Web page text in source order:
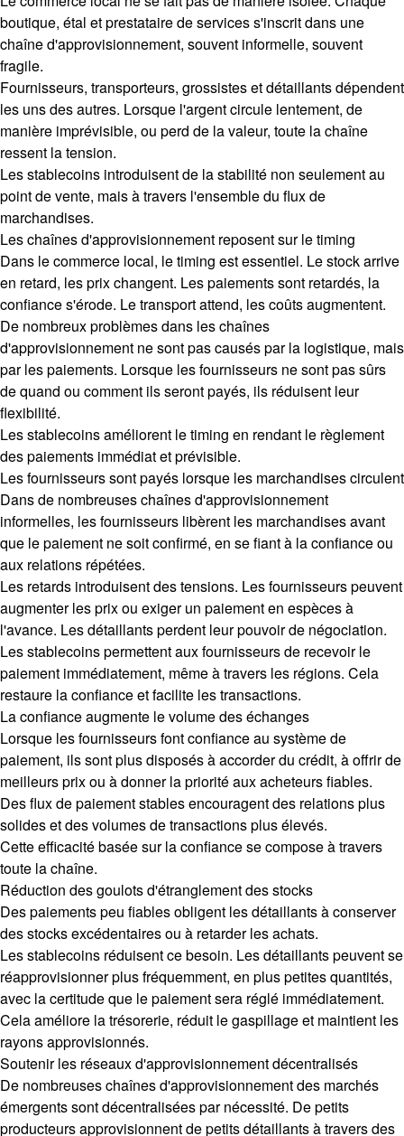
boutique, étal et prestataire de services s'inscrit dans une
chaîne d'approvisionnement, souvent informelle, souvent
fragile.
Fournisseurs, transporteurs, grossistes et détaillants dépendent
les uns des autres. Lorsque l'argent circule lentement, de
manière imprévisible, ou perd de la valeur, toute la chaîne
ressent la tension.
Les stablecoins introduisent de la stabilité non seulement au
point de vente, mais à travers l'ensemble du flux de
marchandises.
Les chaînes d'approvisionnement reposent sur le timing
Dans le commerce local, le timing est essentiel. Le stock arrive
en retard, les prix changent. Les paiements sont retardés, la
confiance s'érode. Le transport attend, les coûts augmentent.
De nombreux problèmes dans les chaînes
d'approvisionnement ne sont pas causés par la logistique, mais
par les paiements. Lorsque les fournisseurs ne sont pas sûrs
de quand ou comment ils seront payés, ils réduisent leur
flexibilité.
Les stablecoins améliorent le timing en rendant le règlement
des paiements immédiat et prévisible.
Les fournisseurs sont payés lorsque les marchandises circulent
Dans de nombreuses chaînes d'approvisionnement
informelles, les fournisseurs libèrent les marchandises avant
que le paiement ne soit confirmé, en se fiant à la confiance ou
aux relations répétées.
Les retards introduisent des tensions. Les fournisseurs peuvent
augmenter les prix ou exiger un paiement en espèces à
l'avance. Les détaillants perdent leur pouvoir de négociation.
Les stablecoins permettent aux fournisseurs de recevoir le
paiement immédiatement, même à travers les régions. Cela
restaure la confiance et facilite les transactions.
La confiance augmente le volume des échanges
Lorsque les fournisseurs font confiance au système de
paiement, ils sont plus disposés à accorder du crédit, à offrir de
meilleurs prix ou à donner la priorité aux acheteurs fiables.
Des flux de paiement stables encouragent des relations plus
solides et des volumes de transactions plus élevés.
Cette efficacité basée sur la confiance se compose à travers
toute la chaîne.
Réduction des goulots d'étranglement des stocks
Des paiements peu fiables obligent les détaillants à conserver
des stocks excédentaires ou à retarder les achats.
Les stablecoins réduisent ce besoin. Les détaillants peuvent se
réapprovisionner plus fréquemment, en plus petites quantités,
avec la certitude que le paiement sera réglé immédiatement.
Cela améliore la trésorerie, réduit le gaspillage et maintient les
rayons approvisionnés.
Soutenir les réseaux d'approvisionnement décentralisés
De nombreuses chaînes d'approvisionnement des marchés
émergents sont décentralisées par nécessité. De petits
producteurs approvisionnent de petits détaillants à travers des